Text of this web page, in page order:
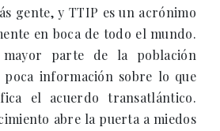
gente, y TTIP es un acrónimo
en boca de todo el mundo.
parte de la población
información sobre lo que
el acuerdo transatlántico.
abre la puerta a miedos